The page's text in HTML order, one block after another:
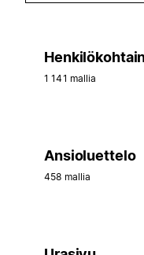
1 141 mallia
Ansioluettelo
458 mallia